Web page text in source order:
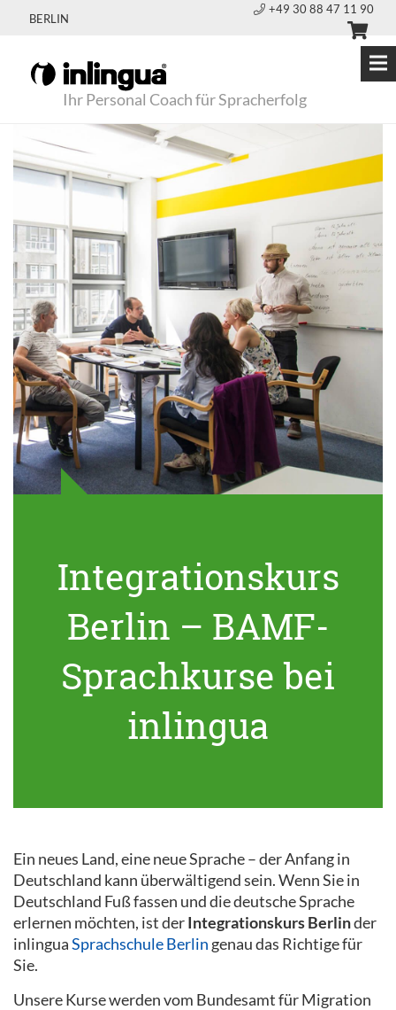
BERLIN
+49 30 88 47 11 90
Ihr Personal Coach für Spracherfolg
Integrationskurs
Berlin – BAMF-
Sprachkurse bei
inlingua
Ein neues Land, eine neue Sprache – der Anfang in
Deutschland kann überwältigend sein. Wenn Sie in
Deutschland Fuß fassen und die deutsche Sprache
erlernen möchten, ist derIntegrationskurs Berlinder
inlinguaSprachschule Berlin genau das Richtige für
Sie.
Unsere Kurse werden vom Bundesamt für Migration